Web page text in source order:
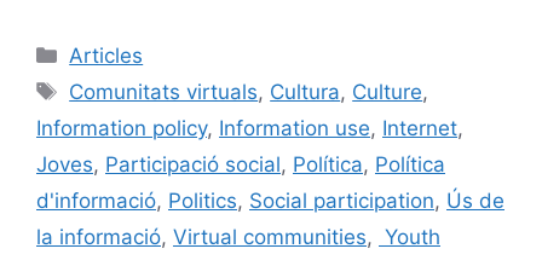
c
e
b
o
o
k
ai
l
s
k
y
e
dI
n
p
ar
te
ix
Categories
Articles
Etiquetes
Comunitats virtuals, Cultura, Culture,
Information policy, Information use, Internet,
Joves, Participació social, Política, Política
d'informació, Politics, Social participation, Ús de
la informació, Virtual communities, Youth